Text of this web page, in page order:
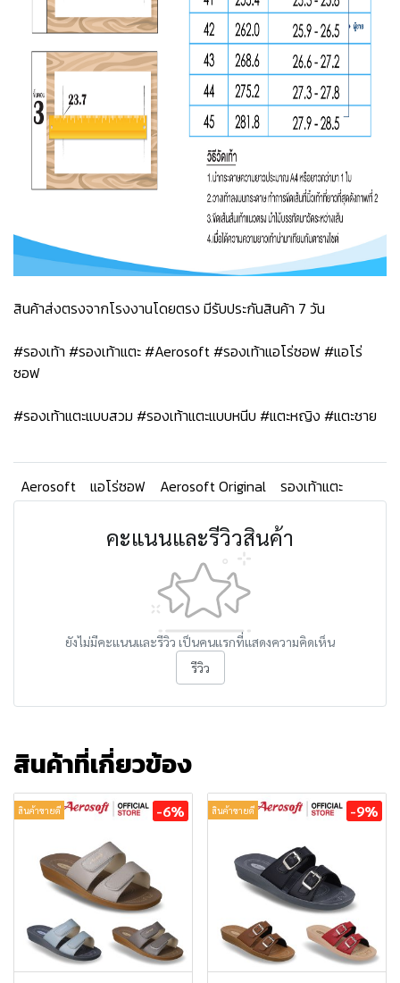
สินค้าส่งตรงจากโรงงานโดยตรง มีรับประกันสินค้า 7 วัน
#รองเท้า #รองเท้าแตะ #Aerosoft #รองเท้าแอโร่ซอฟ #แอโร่
ซอฟ
#รองเท้าแตะแบบสวม #รองเท้าแตะแบบหนีบ #แตะหญิง #แตะชาย
Aerosoft แอโร่ซอฟ Aerosoft Original รองเท้าแตะ
คะแนนและรีวิวสินค้า
ยังไม่มีคะแนนและรีวิว เป็นคนแรกที่แสดงความคิดเห็น
รีวิว
สินค้าที่เกี่ยวข้อง
สินค้าขายดี -6% สินค้าขายดี -9%